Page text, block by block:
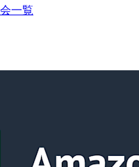
一覧